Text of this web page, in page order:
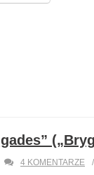
4 KOMENTARZE